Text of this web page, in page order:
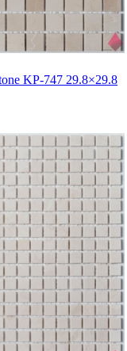
KP-747 29.8×29.8